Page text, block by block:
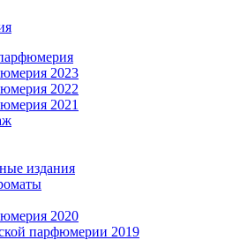
2023
2022
2021
издания
2020
парфюмерии 2019